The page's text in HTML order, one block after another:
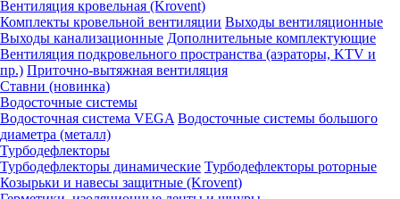
Вентиляция кровельная (Krovent)
Комплекты кровельной вентиляции Выходы вентиляционные
Выходы канализационные Дополнительные комплектующие
Вентиляция подкровельного пространства (аэраторы, KTV и
пр.) Приточно-вытяжная вентиляция
Ставни (новинка)
Водосточные системы
Водосточная система VEGA Водосточные системы большого
диаметра (металл)
Турбодефлекторы
Турбодефлекторы динамические Турбодефлекторы роторные
Козырьки и навесы защитные (Krovent)